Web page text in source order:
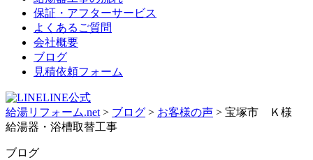
保証・アフターサービス
よくあるご質問
会社概要
ブログ
見積依頼フォーム
LINE公式
給湯リフォーム.net > ブログ > お客様の声 > 宝塚市 Ｋ様
給湯器・浴槽取替工事
ブログ